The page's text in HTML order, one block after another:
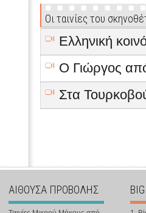
Οι ταινίες του
Ελληνική
Ο Γιώργος
Στα
ΑΙΘΟΥΣΑ ΠΡΟΒΟΛΗΣ